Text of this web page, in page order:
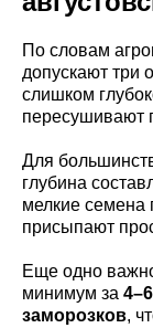
По словам
допускают три
слишком
пересушивают
Для
глубина
мелкие семена
присыпают
Еще одно
минимум за
заморозков,